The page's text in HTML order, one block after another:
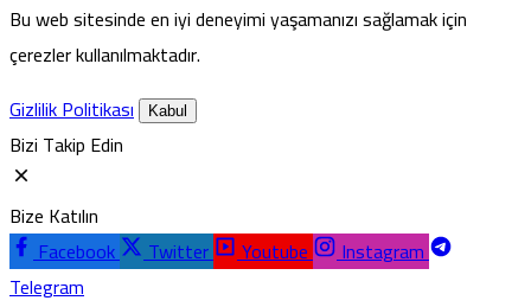
Bu web sitesinde en iyi deneyimi yaşamanızı sağlamak için
çerezler kullanılmaktadır.
Gizlilik Politikası
Kabul
Bizi Takip Edin
Bize Katılın
Facebook
Twitter Youtube
Instagram
Telegram